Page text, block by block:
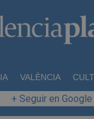
VALÈNCIA
+ Seguir en Google